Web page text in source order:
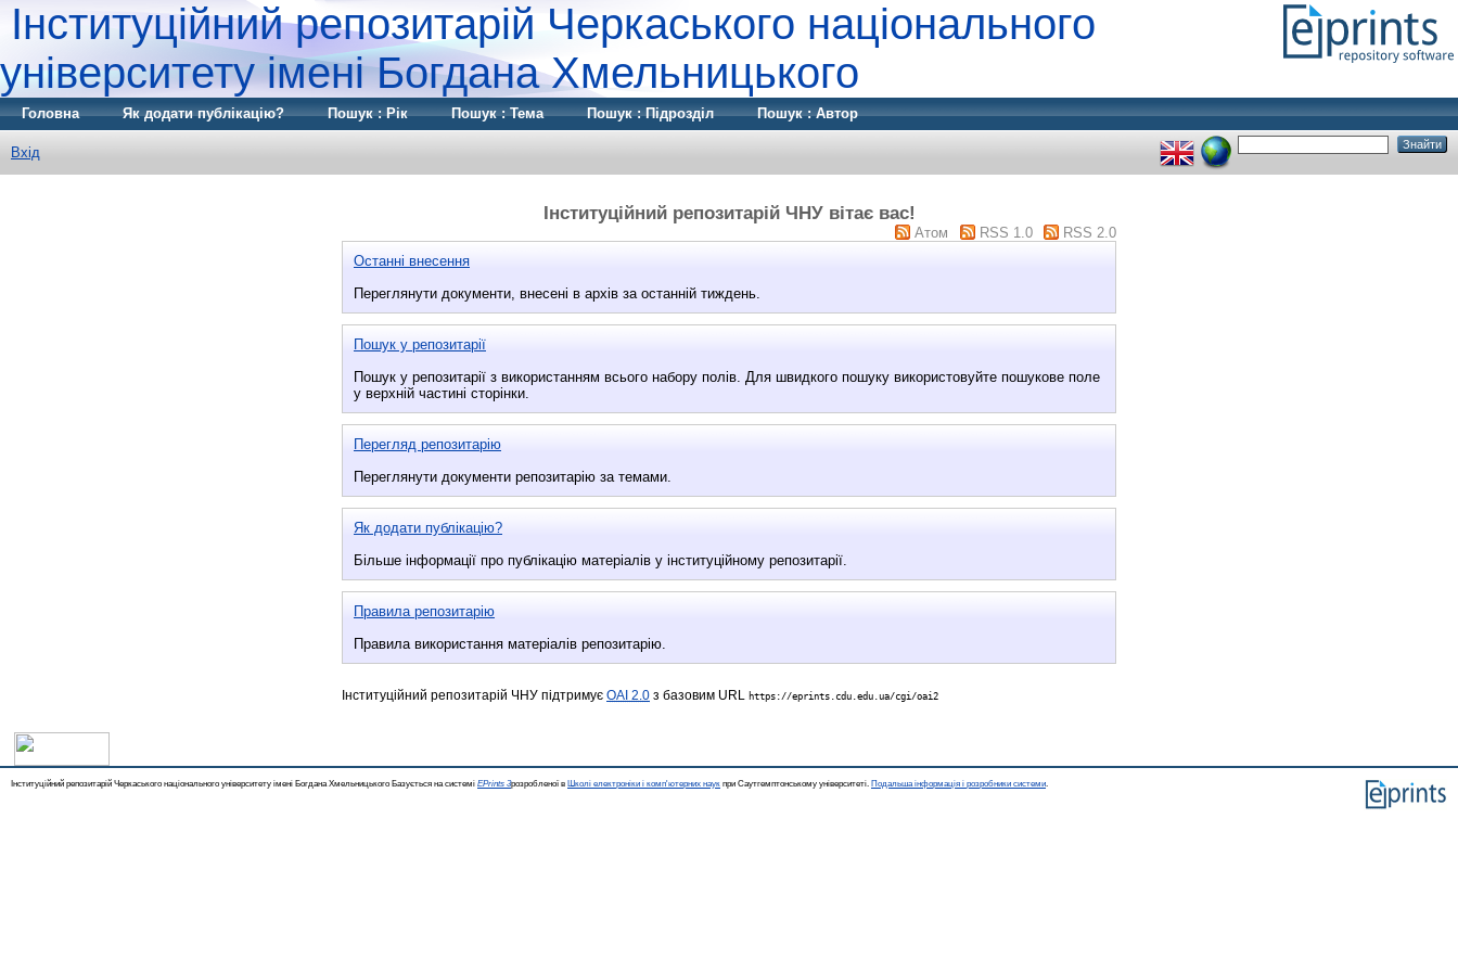
Інституційний репозитарій Черкаського національного
університету імені Богдана Хмельницького
Головна Як додати публікацію? Пошук : Рік Пошук : Тема Пошук : Підрозділ Пошук : Автор
Вхід
Інституційний репозитарій ЧНУ вітає вас!
Атом RSS 1.0
RSS 2.0
Останні внесення
Переглянути документи, внесені в архів за останній тиждень.
Пошук у репозитарії
Пошук у репозитарії з використанням всього набору полів. Для швидкого пошуку використовуйте пошукове поле
у верхній частині сторінки.
Перегляд репозитарію
Переглянути документи репозитарію за темами.
Як додати публікацію?
Більше інформації про публікацію матеріалів у інституційному репозитарії.
Правила репозитарію
Правила використання матеріалів репозитарію.
Інституційний репозитарій ЧНУ підтримує OAI 2.0 з базовим URL https://eprints.cdu.edu.ua/cgi/oai2
Інституційний репозитарій Черкаського національного університету імені Богдана Хмельницького Базується на системі EPrints 3розробленої в Школі електроніки і комп'ютерних наук при Саутгемптонському університеті. Подальша інформація і розробники системи